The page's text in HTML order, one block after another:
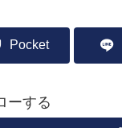
Pocket
ーする